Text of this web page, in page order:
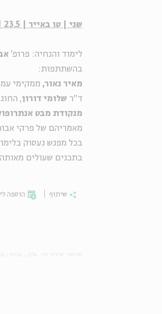
שני | טו באייר | 23.5 | 20:00
לימוד והנחיה: פרופ'
בהשתתפות:
מאיר נאור, ממקימי
ד"ר שלומי דורון,
מנקודת מבט
מאמריהם של פרקי
בכל מפגש נעסוק
בתכנים שעולים
שיתוף הוספה